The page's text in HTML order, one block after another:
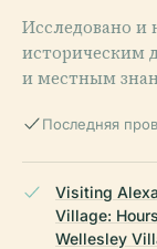
Исследовано и
историческим
и местным
Последняя
Visiting
Village:
Wellesley